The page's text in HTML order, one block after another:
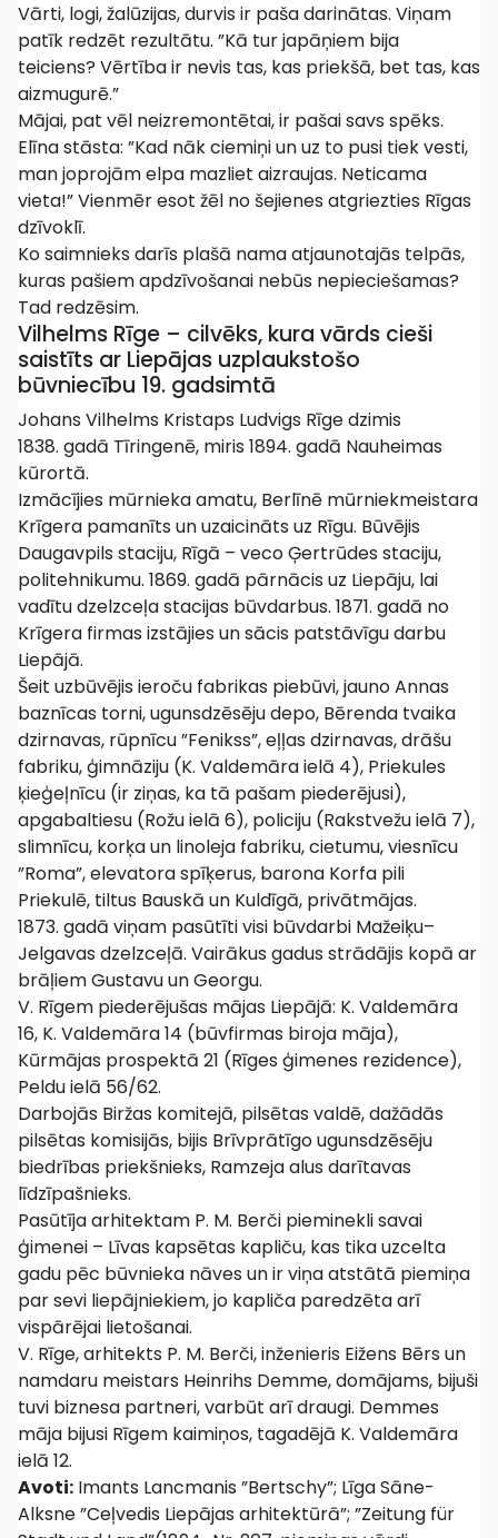
Vārti, logi, žalūzijas, durvis ir paša darinātas. Viņam
patīk redzēt rezultātu. ”Kā tur japāņiem bija
teiciens? Vērtība ir nevis tas, kas priekšā, bet tas, kas
aizmugurē.”
Mājai, pat vēl neizremontētai, ir pašai savs spēks.
Elīna stāsta: ”Kad nāk ciemiņi un uz to pusi tiek vesti,
man joprojām elpa mazliet aizraujas. Neticama
vieta!” Vienmēr esot žēl no šejienes atgriezties Rīgas
dzīvoklī.
Ko saimnieks darīs plašā nama atjaunotajās telpās,
kuras pašiem apdzīvošanai nebūs nepieciešamas?
Tad redzēsim.
Vilhelms Rīge – cilvēks, kura vārds cieši
saistīts ar Liepājas uzplaukstošo
būvniecību 19. gadsimtā
Johans Vilhelms Kristaps Ludvigs Rīge dzimis
1838. gadā Tīringenē, miris 1894. gadā Nauheimas
kūrortā.
Izmācījies mūrnieka amatu, Berlīnē mūrniekmeistara
Krīgera pamanīts un uzaicināts uz Rīgu. Būvējis
Daugavpils staciju, Rīgā – veco Ģertrūdes staciju,
politehnikumu. 1869. gadā pārnācis uz Liepāju, lai
vadītu dzelzceļa stacijas būvdarbus. 1871. gadā no
Krīgera firmas izstājies un sācis patstāvīgu darbu
Liepājā.
Šeit uzbūvējis ieroču fabrikas piebūvi, jauno Annas
baznīcas torni, ugunsdzēsēju depo, Bērenda tvaika
dzirnavas, rūpnīcu ”Fenikss”, eļļas dzirnavas, drāšu
fabriku, ģimnāziju (K. Valdemāra ielā 4), Priekules
ķieģeļnīcu (ir ziņas, ka tā pašam piederējusi),
apgabaltiesu (Rožu ielā 6), policiju (Rakstvežu ielā 7),
slimnīcu, korķa un linoleja fabriku, cietumu, viesnīcu
”Roma”, elevatora spīķerus, barona Korfa pili
Priekulē, tiltus Bauskā un Kuldīgā, privātmājas.
1873. gadā viņam pasūtīti visi būvdarbi Mažeiķu–
Jelgavas dzelzceļā. Vairākus gadus strādājis kopā ar
brāļiem Gustavu un Georgu.
V. Rīgem piederējušas mājas Liepājā: K. Valdemāra
16, K. Valdemāra 14 (būvfirmas biroja māja),
Kūrmājas prospektā 21 (Rīges ģimenes rezidence),
Peldu ielā 56/62.
Darbojās Biržas komitejā, pilsētas valdē, dažādās
pilsētas komisijās, bijis Brīvprātīgo ugunsdzēsēju
biedrības priekšnieks, Ramzeja alus darītavas
līdzīpašnieks.
Pasūtīja arhitektam P. M. Berči pieminekli savai
ģimenei – Līvas kapsētas kapliču, kas tika uzcelta
gadu pēc būvnieka nāves un ir viņa atstātā piemiņa
par sevi liepājniekiem, jo kapliča paredzēta arī
vispārējai lietošanai.
V. Rīge, arhitekts P. M. Berči, inženieris Eižens Bērs un
namdaru meistars Heinrihs Demme, domājams, bijuši
tuvi biznesa partneri, varbūt arī draugi. Demmes
māja bijusi Rīgem kaimiņos, tagadējā K. Valdemāra
ielā 12.
Avoti: Imants Lancmanis ”Bertschy”; Līga Sāne-
Alksne ”Ceļvedis Liepājas arhitektūrā”; ”Zeitung für